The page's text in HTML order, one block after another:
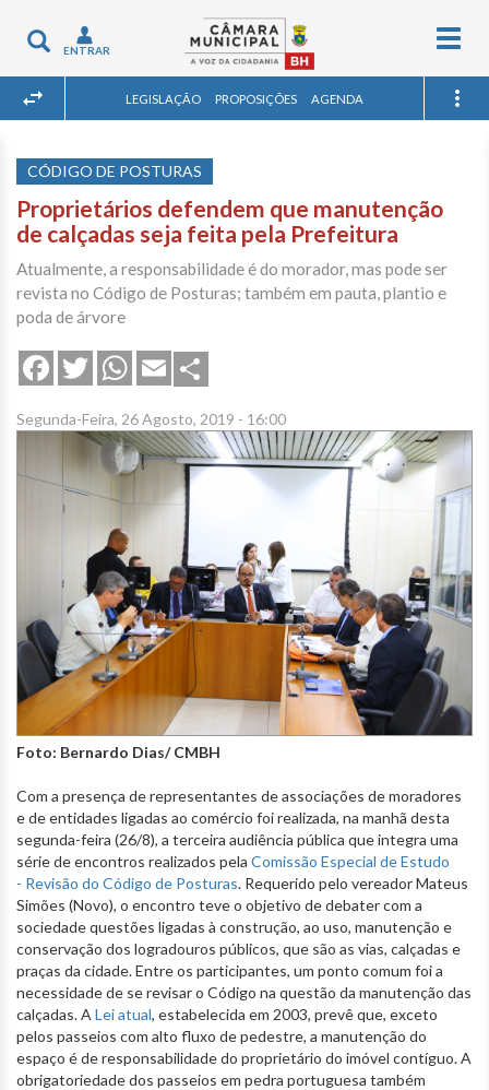
Toggle
navigation
ENTRAR
LEGISLAÇÃO PROPOSIÇÕES AGENDA
CÓDIGO DE POSTURAS
Proprietários defendem que manutenção
de calçadas seja feita pela Prefeitura
Atualmente, a responsabilidade é do morador, mas pode ser
revista no Código de Posturas; também em pauta, plantio e
poda de árvore
FacebookTwitterWhatsApp
Email
Segunda-Feira, 26 Agosto, 2019 - 16:00
Foto: Bernardo Dias/ CMBH
Com a presença de representantes de associações de moradores
e de entidades ligadas ao comércio foi realizada, na manhã desta
segunda-feira (26/8), a terceira audiência pública que integra uma
série de encontros realizados pela Comissão Especial de Estudo
- Revisão do Código de Posturas. Requerido pelo vereador Mateus
Simões (Novo), o encontro teve o objetivo de debater com a
sociedade questões ligadas à construção, ao uso, manutenção e
conservação dos logradouros públicos, que são as vias, calçadas e
praças da cidade. Entre os participantes, um ponto comum foi a
necessidade de se revisar o Código na questão da manutenção das
calçadas. A Lei atual, estabelecida em 2003, prevê que, exceto
pelos passeios com alto fluxo de pedestre, a manutenção do
espaço é de responsabilidade do proprietário do imóvel contíguo. A
obrigatoriedade dos passeios em pedra portuguesa também